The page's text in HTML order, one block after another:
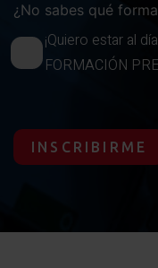
¿No sabes qué
¡Quiero estar al
FORMACIÓN
INSCRIBIRME